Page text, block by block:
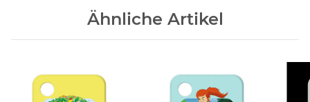
Ähnliche Artikel